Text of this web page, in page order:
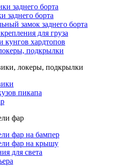
заднего борта
заднего борта
замок заднего борта
для груза
кунгов хардтопов
подкрылки
локеры, подкрылки
пикапа
фар
фар на бампер
фар на крышу
для света